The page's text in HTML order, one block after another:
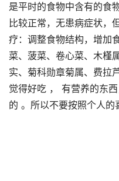
是平时的食物中含有的食
比较正常，无患病症状，
疗：调整食物结构，增加
菜、菠菜、卷心菜、木槿
实、菊科勋章菊属、费拉
觉得好吃 ， 有营养的东
的 。所以不要按照个人的